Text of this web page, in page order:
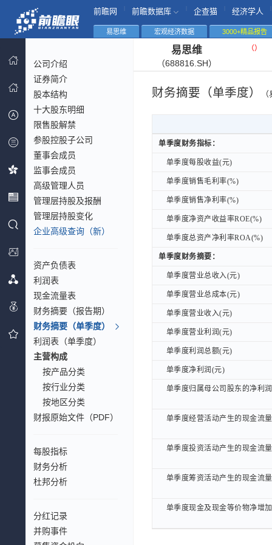
前瞻网 前瞻数据库 企查猫 经济学人
易思维 宏观经济数据 3000+精品报告
公司介绍
证券简介
股本结构
十大股东明细
限售股解禁
参股控股子公司
董事会成员
监事会成员
高级管理人员
管理层持股及报酬
管理层持股变化
企业高级查询（新）
资产负债表
利润表
现金流量表
财务摘要（报告期）
财务摘要（单季度）
利润表（单季度）
主营构成
按产品分类
按行业分类
按地区分类
财报原始文件（PDF）
每股指标
财务分析
杜邦分析
分红记录
并购事件
易思维
（688816.SH）
（）
财务摘要（单季度）
单季度财务指标：
单季度每股收益(元)
单季度销售毛利率(%)
单季度销售净利率(%)
单季度净资产收益率ROE(%)
单季度总资产净利率ROA(%)
单季度财务摘要：
单季度营业总收入(元)
单季度营业总成本(元)
单季度营业收入(元)
单季度营业利润(元)
单季度利润总额(元)
单季度净利润(元)
单季度归属母公司股东的净利
单季度经营活动产生的现金流
单季度投资活动产生的现金流
单季度筹资活动产生的现金流
单季度现金及现金等价物净增
单季度财务指标：
单季度每股收益(元)
单季度销售毛利率(%)
单季度销售净利率(%)
单季度净资产收益率ROE(%)
单季度总资产净利率ROA(%)
单季度财务摘要：
单季度营业总收入(元)
单季度营业总成本(元)
单季度营业收入(元)
单季度营业利润(元)
单季度利润总额(元)
单季度净利润(元)
单季度归属母公司股东的净利
单季度经营活动产生的现金流
单季度投资活动产生的现金流
单季度筹资活动产生的现金流
单季度现金及现金等价物净增